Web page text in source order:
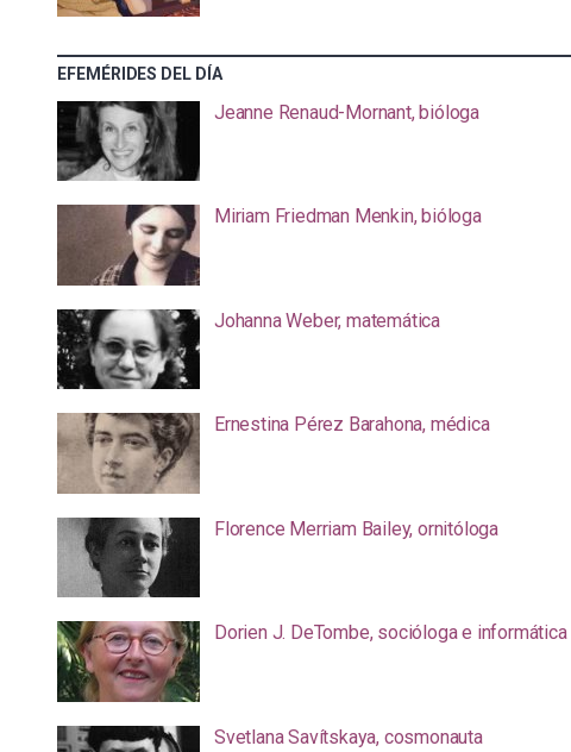
EFEMÉRIDES DEL DÍA
Jeanne Renaud-Mornant, bióloga
Miriam Friedman Menkin, bióloga
Johanna Weber, matemática
Ernestina Pérez Barahona, médica
Florence Merriam Bailey, ornitóloga
Dorien J. DeTombe, socióloga e informática
Svetlana Savítskaya, cosmonauta